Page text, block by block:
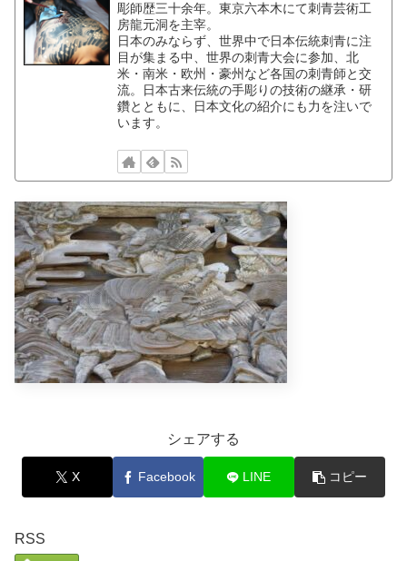
彫師歴三十余年。東京六本木にて刺青芸術工
房龍元洞を主宰。
日本のみならず、世界中で日本伝統刺青に注
目が集まる中、世界の刺青大会に参加、北
米・南米・欧州・豪州など各国の刺青師と交
流。日本古来伝統の手彫りの技術の継承・研
鑽とともに、日本文化の紹介にも力を注いで
います。
シェアする
X Facebook LINE コピー
RSS